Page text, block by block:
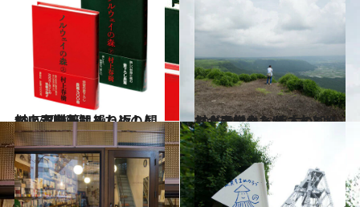
2017.8.9
村上春樹を知るためのA to Z 【前篇】繰り返し観ている映画は？
カルチャー 2015.8.7
村上春樹さんが「本とおでかけ」した 熊本の知られざる魅力とは？
カルチャー